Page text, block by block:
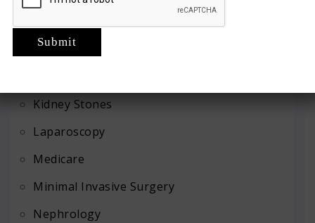
Infertility
Kidney Cancer
Kidney Stones
Laparoscopy
Medicare
Minimal Invasive Surgery
Nephrology